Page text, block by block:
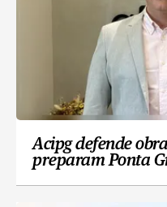
Acipg defende
preparam Ponta